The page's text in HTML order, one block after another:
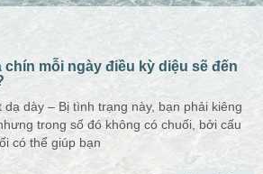
mỗi ngày điều kỳ diệu sẽ đến
dày – Bị tình trạng này, bạn phải kiêng
trong số đó không có chuối, bởi cấu
có thể giúp bạn